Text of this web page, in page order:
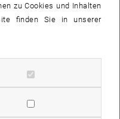
URL in einem neuen Fenster
einem neuen Fenster
zu Cookies und Inhalten
finden Sie in unserer
Cookies zulassen
Cookies zulassen